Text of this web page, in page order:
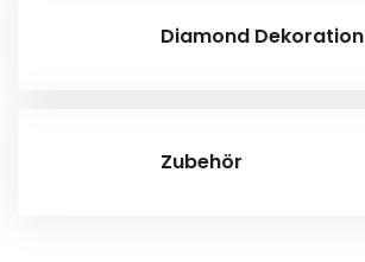
Diamond Dekoration
Zubehör